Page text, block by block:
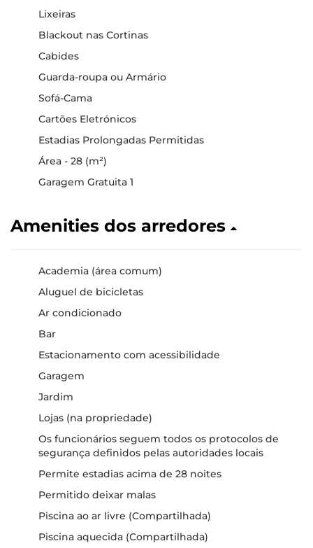
Lixeiras
Blackout nas Cortinas
Cabides
Guarda-roupa ou Armário
Sofá-Cama
Cartões Eletrónicos
Estadias Prolongadas Permitidas
Área - 28 (m²)
Garagem Gratuita 1
Amenities dos arredores
Academia (área comum)
Aluguel de bicicletas
Ar condicionado
Bar
Estacionamento com acessibilidade
Garagem
Jardim
Lojas (na propriedade)
Os funcionários seguem todos os protocolos de
segurança definidos pelas autoridades locais
Permite estadias acima de 28 noites
Permitido deixar malas
Piscina ao ar livre (Compartilhada)
Piscina aquecida (Compartilhada)